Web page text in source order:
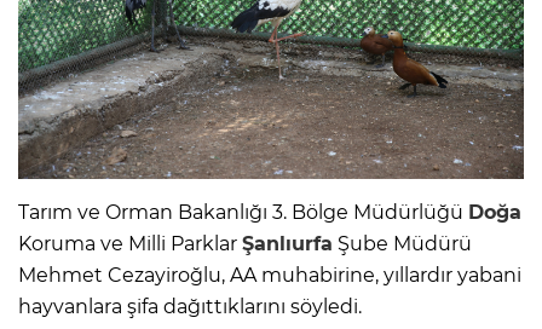
Tarım ve Orman Bakanlığı 3. Bölge Müdürlüğü Doğa
Koruma ve Milli Parklar Şanlıurfa Şube Müdürü
Mehmet Cezayiroğlu, AA muhabirine, yıllardır yabani
hayvanlara şifa dağıttıklarını söyledi.